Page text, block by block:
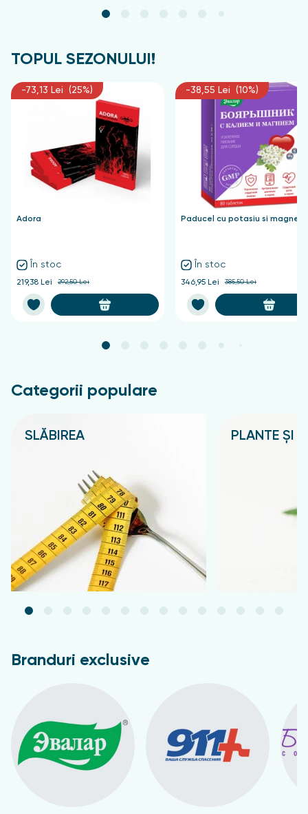
TOPUL SEZONULUI!
-73,13 Lei (25%)
Adora
În stoc
219,38 Lei 292,50 Lei
-38,55 Lei (10%)
Paducel cu potasiu si
În stoc
346,95 Lei 385,50 Lei
Categorii populare
SLĂBIREA PLANTE ȘI
Branduri exclusive